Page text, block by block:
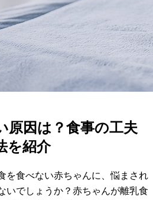
原因は？食事の工夫
を紹介
を食べない赤ちゃんに、悩まされ
いでしょうか？赤ちゃんが離乳食